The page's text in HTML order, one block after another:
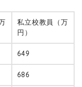
私立校教員（万
円）
649
686